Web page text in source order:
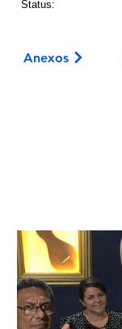
Status:
Anexos